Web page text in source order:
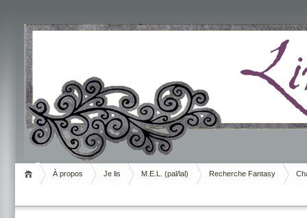
Livrement
À propos Je lis M.E.L. (pal/lal) Recherche Fantasy